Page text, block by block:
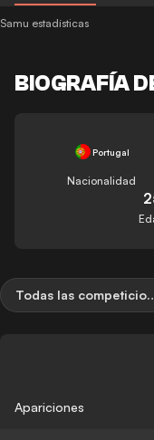
Samu estadísticas
BIOGRAFÍA
Portugal
Nacionalidad
Todas las
Apariciones